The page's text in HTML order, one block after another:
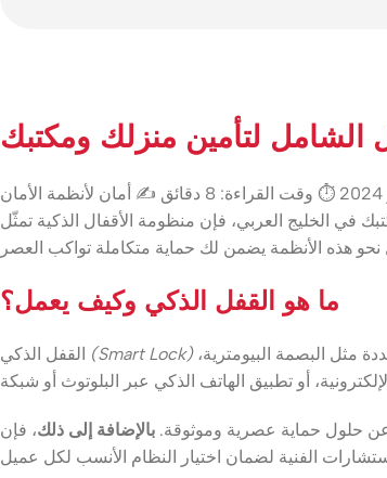
الشامل لتأمين منزلك ومكتبك
⏱ وقت القراءة: 8 دقائق
✍️ أمان لأنظمة الأمان
في الخليج العربي، فإن منظومة الأقفال الذكية تمثّل
ما هو القفل الذكي وكيف يعمل؟
(Smart Lock) مثل البصمة البيومترية،
عن حلول حماية عصرية وموثوقة. بالإضافة إلى ذلك، فإن